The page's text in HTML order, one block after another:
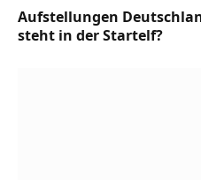
Aufstellungen
steht in der Startelf?